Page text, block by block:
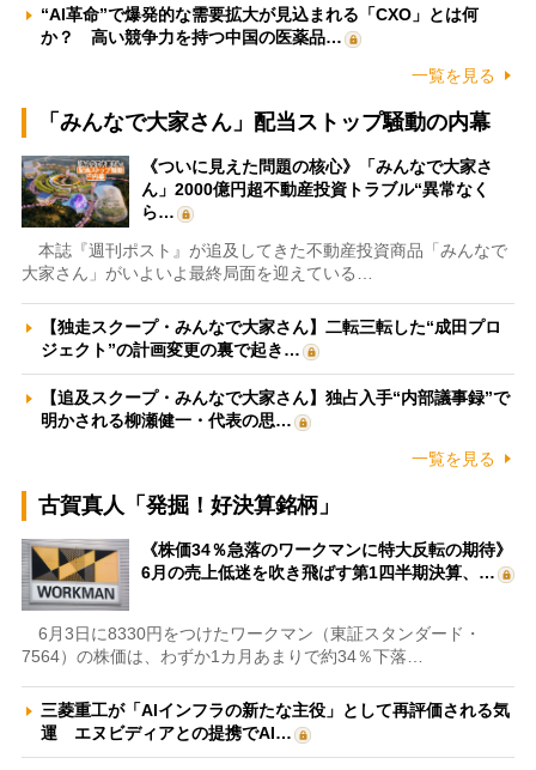
“AI革命”で爆発的な需要拡大が見込まれる「CXO」とは何
か？ 高い競争力を持つ中国の医薬品…
一覧を見る
「みんなで大家さん」配当ストップ騒動の内幕
《ついに見えた問題の核心》「みんなで大家さ
ん」2000億円超不動産投資トラブル“異常なく
ら…
本誌『週刊ポスト』が追及してきた不動産投資商品「みんなで
大家さん」がいよいよ最終局面を迎えている…
【独走スクープ・みんなで大家さん】二転三転した“成田プロ
ジェクト”の計画変更の裏で起き…
【追及スクープ・みんなで大家さん】独占入手“内部議事録”で
明かされる柳瀬健一・代表の思…
一覧を見る
古賀真人「発掘！好決算銘柄」
《株価34％急落のワークマンに特大反転の期待》
6月の売上低迷を吹き飛ばす第1四半期決算、…
6月3日に8330円をつけたワークマン（東証スタンダード・
7564）の株価は、わずか1カ月あまりで約34％下落…
三菱重工が「AIインフラの新たな主役」として再評価される気
運 エヌビディアとの提携でAI…